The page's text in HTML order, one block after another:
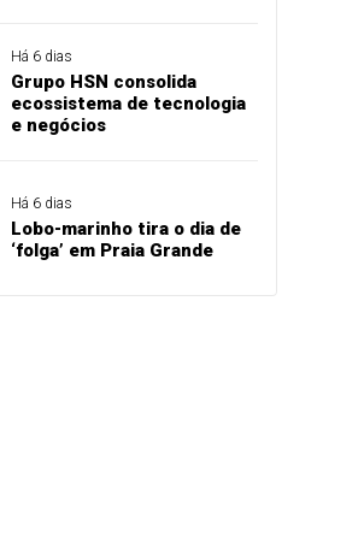
Há 6 dias
Grupo HSN consolida
ecossistema de tecnologia
e negócios
Há 6 dias
Lobo-marinho tira o dia de
‘folga’ em Praia Grande